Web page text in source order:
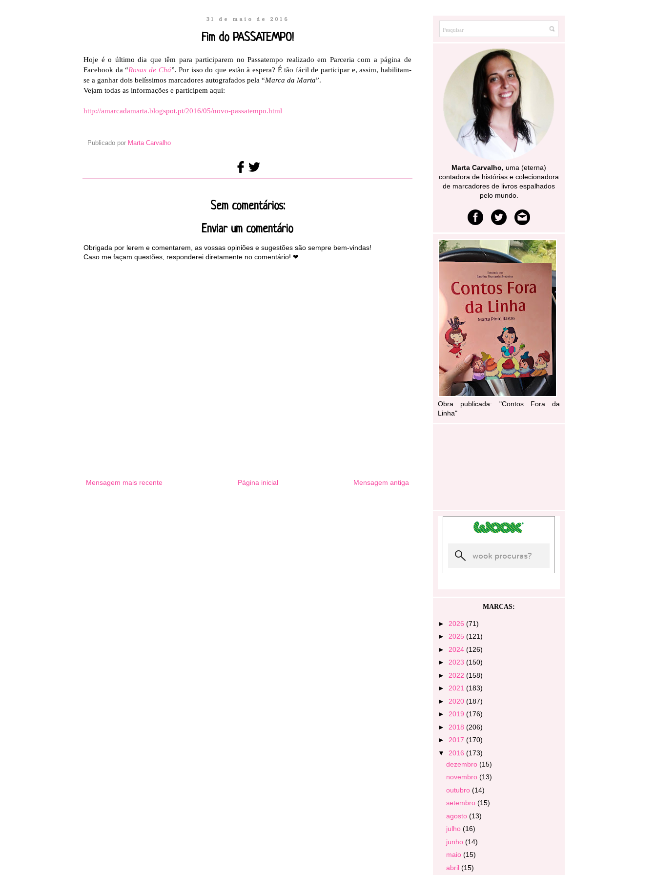
31 de maio de 2016
Fim do PASSATEMPO!
Hoje é o último dia que têm para participarem no Passatempo realizado em Parceria com a página de
Facebook da “Rosas de Chá”. Por isso do que estão à espera? É tão fácil de participar e, assim, habilitam-
se a ganhar dois belíssimos marcadores autografados pela “Marca da Marta”.
Vejam todas as informações e participem aqui:
http://amarcadamarta.blogspot.pt/2016/05/novo-passatempo.html
Publicado por Marta Carvalho
Sem comentários:
Enviar um comentário
Obrigada por lerem e comentarem, as vossas opiniões e sugestões são sempre bem-vindas!
Caso me façam questões, responderei diretamente no comentário! ❤
Mensagem mais recente Mensagem antiga
Página inicial
Marta Carvalho, uma (eterna)
contadora de histórias e colecionadora
de marcadores de livros espalhados
pelo mundo.
Obra publicada: "Contos Fora da
Linha"
MARCAS:
► 2026 (71)
► 2025 (121)
► 2024 (126)
► 2023 (150)
► 2022 (158)
► 2021 (183)
► 2020 (187)
► 2019 (176)
► 2018 (206)
► 2017 (170)
▼ 2016 (173)
dezembro (15)
novembro (13)
outubro (14)
setembro (15)
agosto (13)
julho (16)
junho (14)
maio (15)
abril (15)